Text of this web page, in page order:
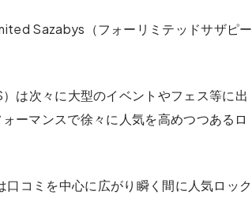
Sazabys（フォーリミテッドサザピー
は次々に大型のイベントやフェス等に出
ーマンスで徐々に人気を高めつつあるロ
コミを中心に広がり瞬く間に人気ロック